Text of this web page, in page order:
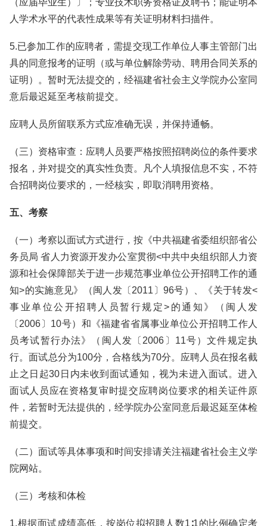
（应届毕业生）〕；专业技术职务资格证及聘书；能证明本
人学术水平的代表性成果等有关证明材料扫描件。
5.已参加工作的应聘者，需提交现工作单位人事主管部门出
具的同意报考的证明（或与单位解除劳动、聘用合同关系的
证明）。暂时无法提交的，经福建省社会主义学院办公室同
意后最迟延至考核前提交。
应聘人员所留联系方式应准确无误，并保持通畅。
（三）资格审查：应聘人员要严格按照招聘岗位的条件要求
报名，并对提交的真实性负责。凡个人填报信息不实，不符
合招聘岗位要求的，一经核实，即取消聘用资格。
五、考察
（一）考察以面试方式进行，按《中共福建省委组织部省公
务员局 省人力资源开发办公室贯彻<中共中央组织部人力资
源和社会保障部关于进一步规范事业单位公开招聘工作的通
知>的实施意见》（闽人发〔2011〕96号）、《关于转发<
事业单位公开招聘人员暂行规定>的通知》（闽人发
〔2006〕10号）和《福建省省属事业单位公开招聘工作人
员考试暂行办法》（闽人发〔2006〕11号）文件规定执
行。面试总分为100分，合格线为70分。应聘人员在报名截
止之日起30日内未收到面试通知，视为未进入面试。进入
面试人员应在资格复审时提交应聘岗位要求的相关证件原
件，若暂时无法提供的，经学院办公室同意后最迟延至体检
前提交。
（二）面试等具体事项和时间安排请关注福建省社会主义学
院网站。
（三）考核和体检
1.根据面试成绩高低，按岗位拟招聘人数1∶1的比例确定考